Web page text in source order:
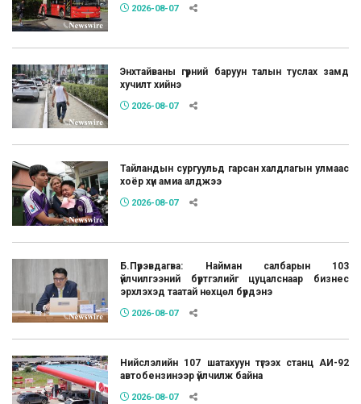
2026-08-07
Энхтайваны гүүрний баруун талын туслах замд
хучилт хийнэ
2026-08-07
Тайландын сургуульд гарсан халдлагын улмаас
хоёр хүн амиа алджээ
2026-08-07
Б.Пүрэвдагва: Найман салбарын 103
үйлчилгээний бүртгэлийг цуцалснаар бизнес
эрхлэхэд таатай нөхцөл бүрдэнэ
2026-08-07
Нийслэлийн 107 шатахуун түгээх станц АИ-92
автобензинээр үйлчилж байна
2026-08-07